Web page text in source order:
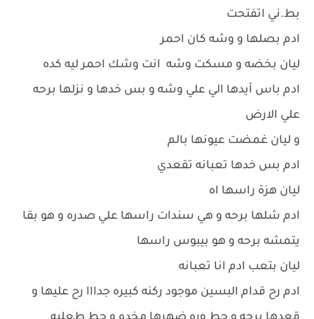
بط.ني اتفتحت
ادم بصلها و وشه كان احمر
ليان بخضه و مسكت وشه انت وشك احمر ليه كده
ادم باس أيدها الي علي وشه و بس خدها و نزلها برحه
علي الارض
و ليان غمضت عيونها بالم
ادم بس خدها تعبانه تقعدي
ليان هزة راسها اه
ادم شلها برحه و هي سندات راسها علي صدره و هو بقا
يتمشه برحه و هو بيبوس راسها
ليان بتعب ادم انا تعبانه
ادم رح قدام البسين موجود ركنه كبيره جدااا رح عليها و